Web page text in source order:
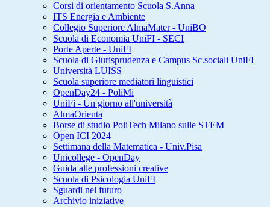
Corsi di orientamento Scuola S.Anna
ITS Energia e Ambiente
Collegio Superiore AlmaMater - UniBO
Scuola di Economia UniFI - SECI
Porte Aperte - UniFI
Scuola di Giurisprudenza e Campus Sc.sociali UniFI
Università LUISS
Scuola superiore mediatori linguistici
OpenDay24 - PoliMi
UniFi - Un giorno all'università
AlmaOrienta
Borse di studio PoliTech Milano sulle STEM
Open ICI 2024
Settimana della Matematica - Univ.Pisa
Unicollege - OpenDay
Guida alle professioni creative
Scuola di Psicologia UniFI
Sguardi nel futuro
Archivio iniziative